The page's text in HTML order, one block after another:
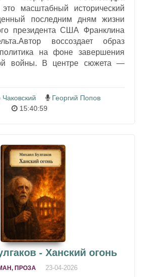
масштабный исторический
последним дням жизни
президента США Франклина
воссоздает образ
на фоне завершения
войны. В центре сюжета —
Георгий Попов
15:40:59
- Ханский огонь
ПРОЗА 23-04-2026